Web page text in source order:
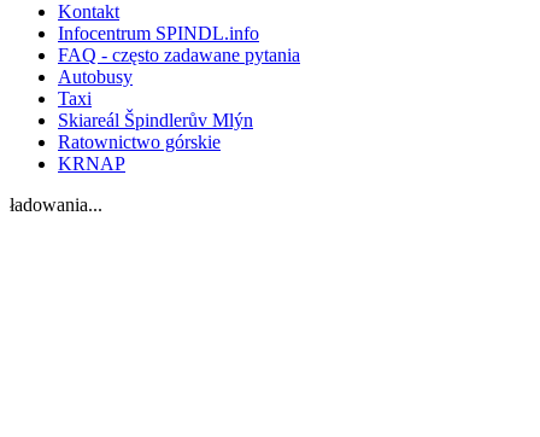
Kontakt
Infocentrum SPINDL.info
FAQ - często zadawane pytania
Autobusy
Taxi
Skiareál Špindlerův Mlýn
Ratownictwo górskie
KRNAP
ładowania...